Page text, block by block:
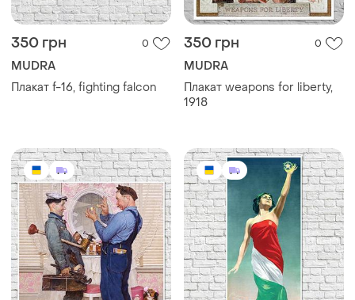
350 грн 0
MUDRA
Плакат f-16, fighting falcon
350 грн 0
MUDRA
Плакат weapons for liberty,
1918